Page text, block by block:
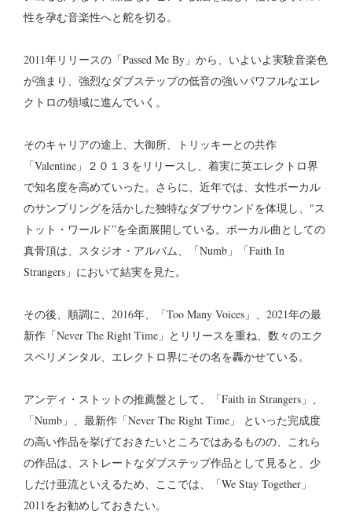
性を孕む音楽性へと舵を切る。
2011年リリースの「Passed Me By」から、いよいよ実験音楽色
が強まり、強烈なダブステップの低音の強いパワフルなエレ
クトロの領域に進んでいく。
そのキャリアの途上、大御所、トリッキーとの共作
「Valentine」２０１３をリリースし、着実に英エレクトロ界
で知名度を高めていった。さらに、近年では、女性ボーカル
のサンプリングを活かした独特なダブサウンドを体現し、"ス
トット・ワールド”を全面展開している。ボーカル曲としての
真骨頂は、スタジオ・アルバム、「Numb」「Faith In
Strangers」において結実を見た。
その後、順調に、2016年、「Too Many Voices」、2021年の最
新作「Never The Right Time」とリリースを重ね、数々のエク
スペリメンタル、エレクトロ界にその名を轟かせている。
アンディ・ストットの推薦盤として、「Faith in Strangers」、
「Numb」、最新作「Never The Right Time」 といった完成度
の高い作品を挙げておきたいところではあるものの、これら
の作品は、ストレートなダブステップ作品として見ると、少
しだけ亜流といえるため、ここでは、「We Stay Together」
2011をお勧めしておきたい。